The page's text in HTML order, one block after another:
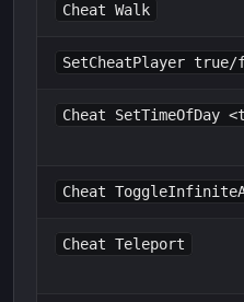
Cheat Walk
SetCheatPlayer
Cheat SetTimeOfDay
Cheat
Cheat Teleport